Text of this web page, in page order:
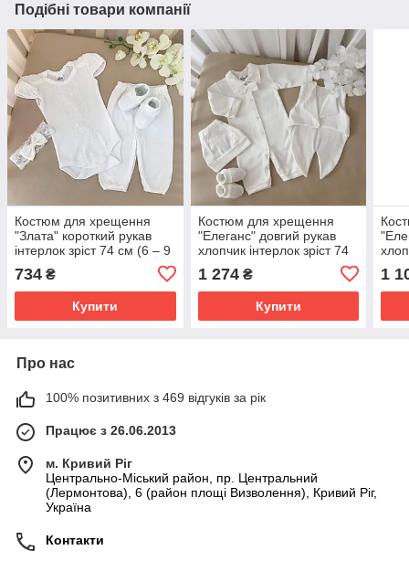
Подібні товари компанії
Костюм для хрещення
"Злата" короткий рукав
інтерлок зріст 74 см (6 – 9
734 ₴
Купити
Костюм для хрещення
"Елеганс" довгий рукав
хлопчик інтерлок зріст 74
Молочний
1 274₴
Купити
1
Про нас
100% позитивних з 469 відгуків за рік
Працює з 26.06.2013
м. Кривий Ріг
Центрально-Міський район, пр. Центральний
(Лермонтова), 6 (район площі Визволення), Кривий Ріг,
Україна
Контакти